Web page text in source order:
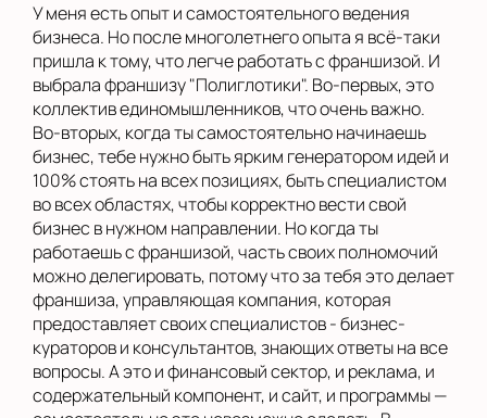
У меня есть опыт и самостоятельного ведения
бизнеса. Но после многолетнего опыта я всё-таки
пришла к тому, что легче работать с франшизой. И
выбрала франшизу "Полиглотики". Во-первых, это
коллектив единомышленников, что очень важно.
Во-вторых, когда ты самостоятельно начинаешь
бизнес, тебе нужно быть ярким генератором идей и
100% стоять на всех позициях, быть специалистом
во всех областях, чтобы корректно вести свой
бизнес в нужном направлении. Но когда ты
работаешь с франшизой, часть своих полномочий
можно делегировать, потому что за тебя это делает
франшиза, управляющая компания, которая
предоставляет своих специалистов - бизнес-
кураторов и консультантов, знающих ответы на все
вопросы. А это и финансовый сектор, и реклама, и
содержательный компонент, и сайт, и программы —